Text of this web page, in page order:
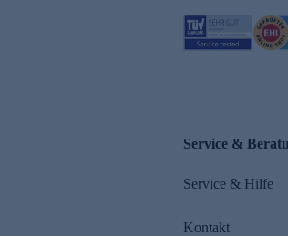
Service &
Service & Hilfe
Kontakt